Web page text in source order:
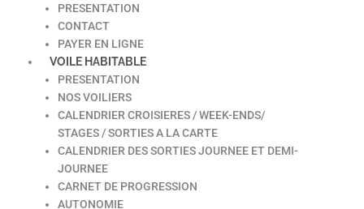
PRESENTATION
CONTACT
PAYER EN LIGNE
VOILE HABITABLE
PRESENTATION
NOS VOILIERS
CALENDRIER CROISIERES / WEEK-ENDS/
STAGES / SORTIES A LA CARTE
CALENDRIER DES SORTIES JOURNEE ET DEMI-
JOURNEE
CARNET DE PROGRESSION
AUTONOMIE